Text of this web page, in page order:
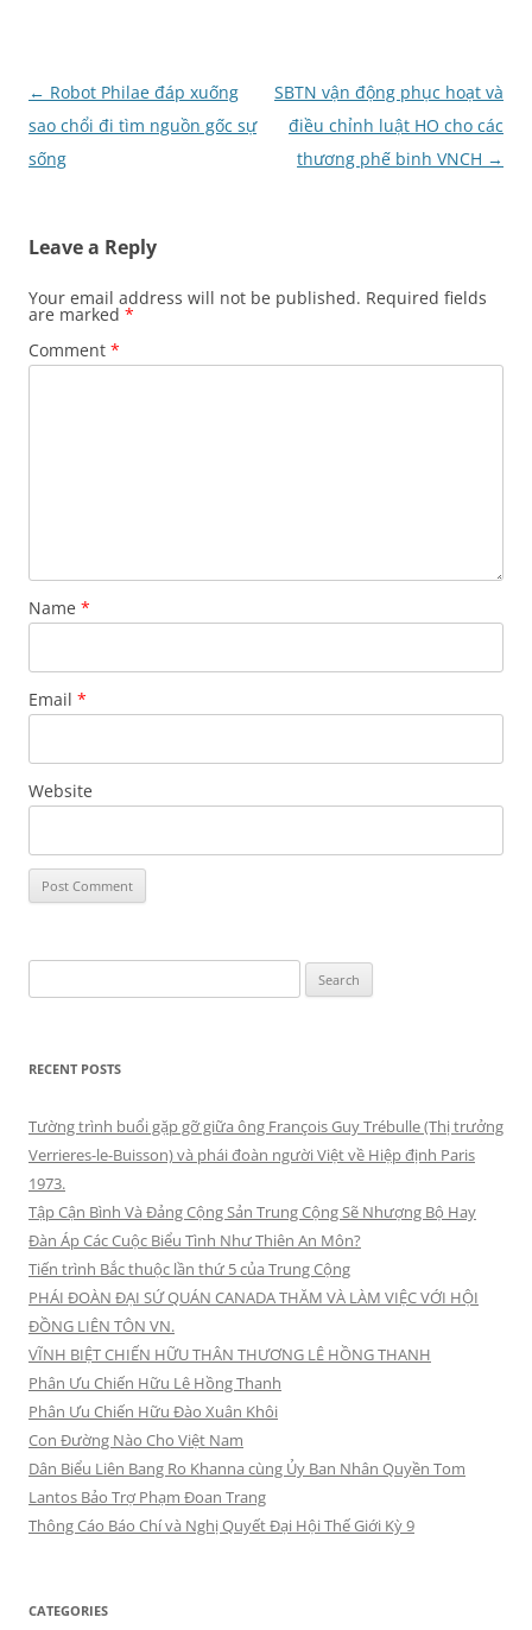
Post
navigation
← Robot Philae đáp xuống
sao chổi đi tìm nguồn gốc sự
sống
SBTN vận động phục hoạt và
điều chỉnh luật HO cho các
thương phế binh VNCH →
Leave a Reply
Your email address will not be published. Required fields
are marked *
Comment *
Name *
Email *
Website
for:
RECENT POSTS
Tường trình buổi gặp gỡ giữa ông François Guy Trébulle (Thị trưởng
Verrieres-le-Buisson) và phái đoàn người Việt về Hiệp định Paris
1973.
Tập Cận Bình Và Đảng Cộng Sản Trung Cộng Sẽ Nhượng Bộ Hay
Đàn Áp Các Cuộc Biểu Tình Như Thiên An Môn?
Tiến trình Bắc thuộc lần thứ 5 của Trung Cộng
PHÁI ĐOÀN ĐẠI SỨ QUÁN CANADA THĂM VÀ LÀM VIỆC VỚI HỘI
ĐỒNG LIÊN TÔN VN.
VĨNH BIỆT CHIẾN HỮU THÂN THƯƠNG LÊ HỒNG THANH
Phân Ưu Chiến Hữu Lê Hồng Thanh
Phân Ưu Chiến Hữu Đào Xuân Khôi
Con Đường Nào Cho Việt Nam
Dân Biểu Liên Bang Ro Khanna cùng Ủy Ban Nhân Quyền Tom
Lantos Bảo Trợ Phạm Đoan Trang
Thông Cáo Báo Chí và Nghị Quyết Đại Hội Thế Giới Kỳ 9
CATEGORIES